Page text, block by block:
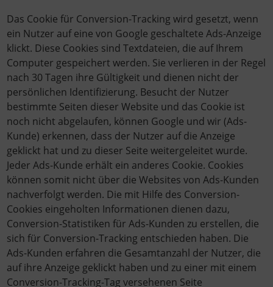
Das Cookie für Conversion-Tracking wird gesetzt, wenn
ein Nutzer auf eine von Google geschaltete Ads-Anzeige
klickt. Diese Cookies sind Textdateien, die auf Ihrem
Computer gespeichert werden. Sie verlieren in der Regel
nach 30 Tagen ihre Gültigkeit und dienen nicht der
persönlichen Identifizierung. Besucht der Nutzer
bestimmte Seiten dieser Website und das Cookie ist
noch nicht abgelaufen, können Google und wir (Ads-
Kunde) erkennen, dass der Nutzer auf die Anzeige
geklickt hat und zu dieser Seite weitergeleitet wurde.
Jeder Ads-Kunde erhält ein anderes Cookie. Cookies
können somit nicht über die Websites von Ads-Kunden
nachverfolgt werden. Die mit Hilfe des Conversion-
Cookies eingeholten Informationen dienen dazu,
Conversion-Statistiken für Ads-Kunden zu erstellen, die
sich für Conversion-Tracking entschieden haben. Die
Ads-Kunden erfahren die Gesamtanzahl der Nutzer, die
auf ihre Anzeige geklickt haben und zu einer mit einem
Conversion-Tracking-Tag versehenen Seite